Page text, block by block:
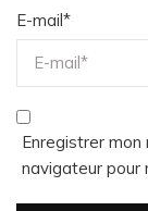
E-mail*
Enregistrer
navigateur pour